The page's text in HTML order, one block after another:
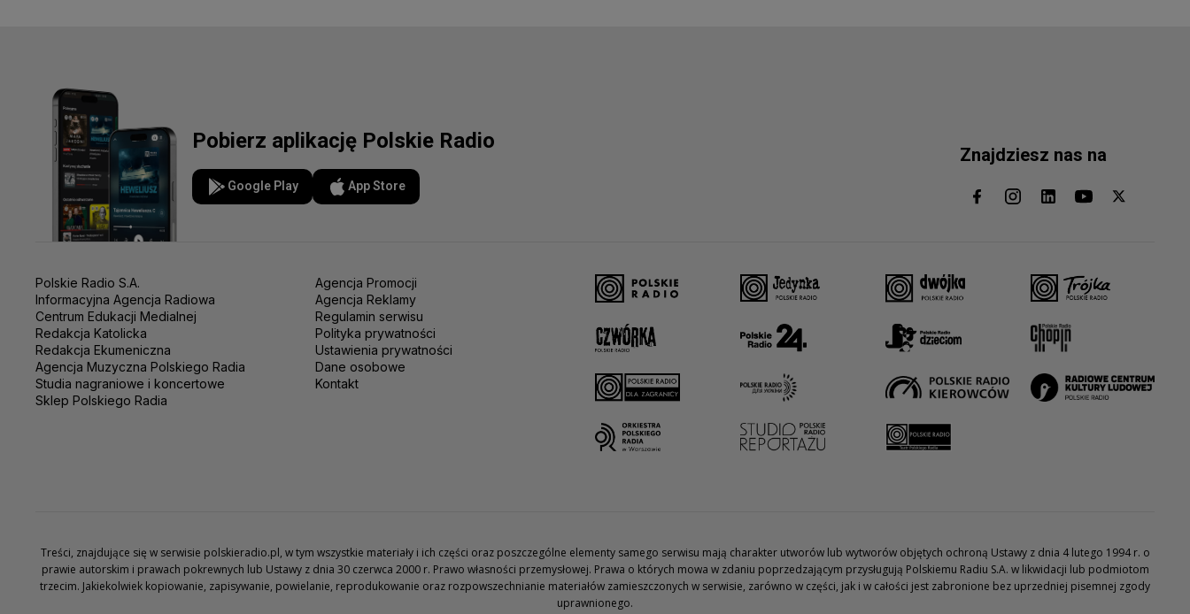
Pobierz aplikację Polskie Radio
Google Play App Store
Znajdziesz nas na
Polskie Radio S.A.
Informacyjna Agencja Radiowa
Centrum Edukacji Medialnej
Redakcja Katolicka
Redakcja Ekumeniczna
Agencja Muzyczna Polskiego Radia
Studia nagraniowe i koncertowe
Sklep Polskiego Radia
Agencja Promocji
Agencja Reklamy
Regulamin serwisu
Polityka prywatności
Ustawienia prywatności
Dane osobowe
Kontakt
Treści, znajdujące się w serwisie polskieradio.pl, w tym wszystkie materiały i ich części oraz poszczególne elementy samego serwisu mają charakter utworów lub wytworów objętych ochroną Ustawy z dnia 4 lutego 1994 r. o
prawie autorskim i prawach pokrewnych lub Ustawy z dnia 30 czerwca 2000 r. Prawo własności przemysłowej. Prawa o których mowa w zdaniu poprzedzającym przysługują Polskiemu Radiu S.A. w likwidacji lub podmiotom
trzecim. Jakiekolwiek kopiowanie, zapisywanie, powielanie, reprodukowanie oraz rozpowszechnianie materiałów zamieszczonych w serwisie, zarówno w części, jak i w całości jest zabronione bez uprzedniej pisemnej zgody
uprawnionego.